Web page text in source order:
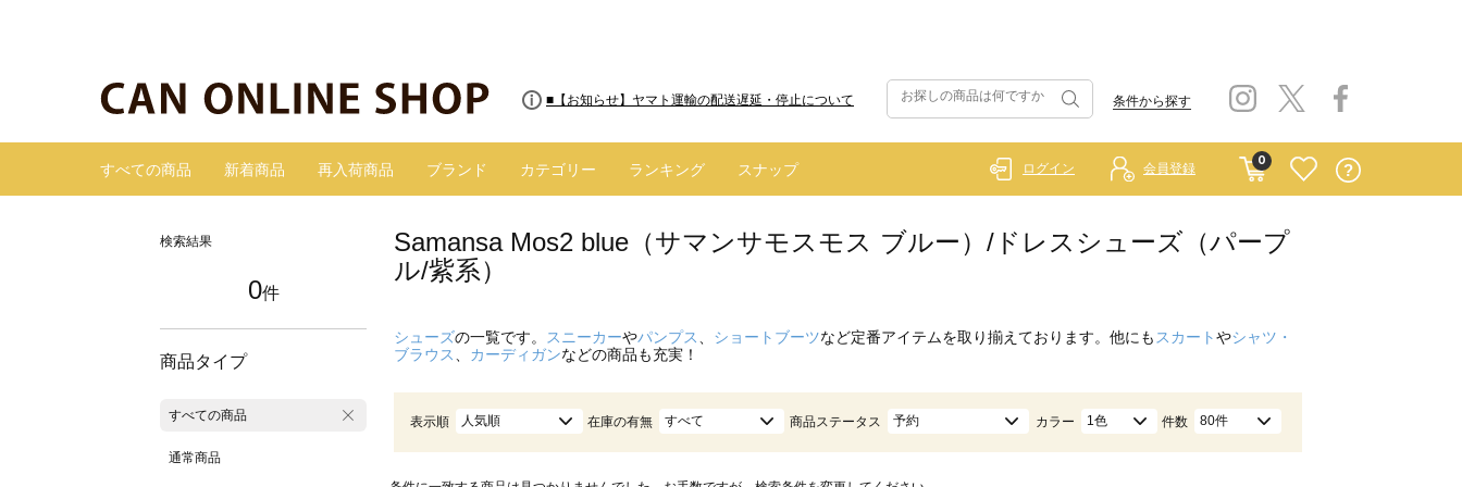
■8/13(木)AM2:00～サイトメンテナンス実施のお知らせ
■【お知らせ】ヤマト運輸の配送遅延・停止について 条件から探す
すべての商品 新着商品 再入荷商品 ブランド カテゴリー ランキング スナップ
0
ログイン 会員登録
検索結果
0件
商品タイプ
すべての商品
通常商品
Samansa Mos2 blue（サマンサモスモス ブルー）/ドレスシューズ（パープ
ル/紫系）
シューズの一覧です。 スニーカーやパンプス ショートブーツなど定番アイテムを取り揃えております。他にも スカートやシャツ・
ブラウス
カーディガンなどの商品も充実！
表示順 人気順 在庫の有無 すべて 商品ステータス 予約 カラー 1色 件数 80件